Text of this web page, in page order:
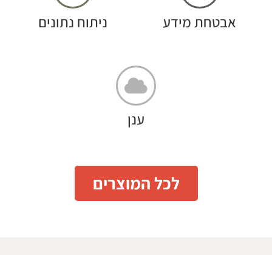
אבטחת מידע ניתוח נתונים
ענן
לכל המוצרים